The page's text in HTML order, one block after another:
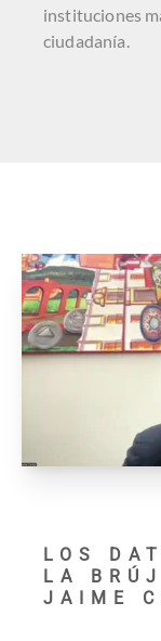
instituciones
ciudadanía.
LOS
LA
JAIME